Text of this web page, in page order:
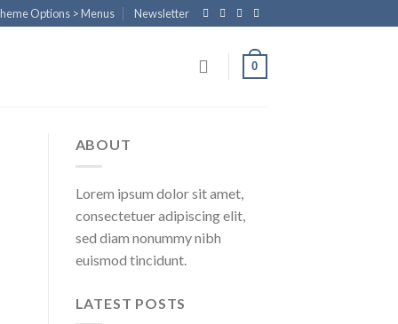
Options > Menus Newsletter
0
ABOUT
Lorem ipsum dolor sit amet,
consectetuer adipiscing elit,
sed diam nonummy nibh
euismod tincidunt.
LATEST POSTS